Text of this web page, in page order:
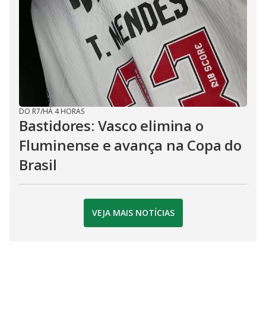
DO R7/HÁ 4 HORAS
Bastidores: Vasco elimina o
Fluminense e avança na Copa do
Brasil
VEJA MAIS NOTÍCIAS